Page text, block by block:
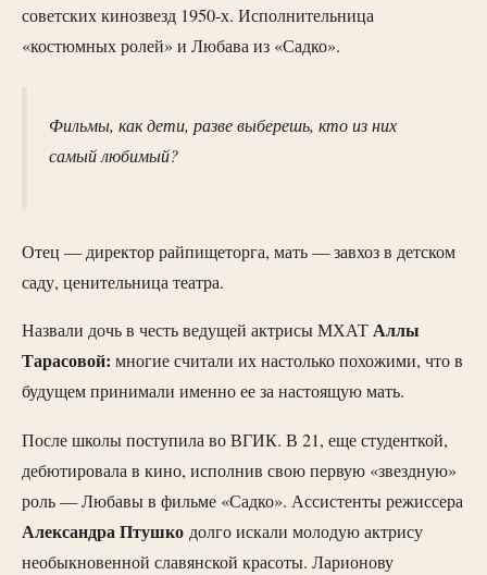
советских кинозвезд 1950-х. Исполнительница
«костюмных ролей» и Любава из «Садко».
Фильмы, как дети, разве выберешь, кто из них
самый любимый?
Отец — директор райпищеторга, мать — завхоз в детском
саду, ценительница театра.
Назвали дочь в честь ведущей актрисы МХАТАллы
Тарасовой: многие считали их настолько похожими, что в
будущем принимали именно ее за настоящую мать.
После школы поступила во ВГИК. В 21, еще студенткой,
дебютировала в кино, исполнив свою первую «звездную»
роль — Любавы в фильме «Садко». Ассистенты режиссера
Александра Птушко долго искали молодую актрису
необыкновенной славянской красоты. Ларионову